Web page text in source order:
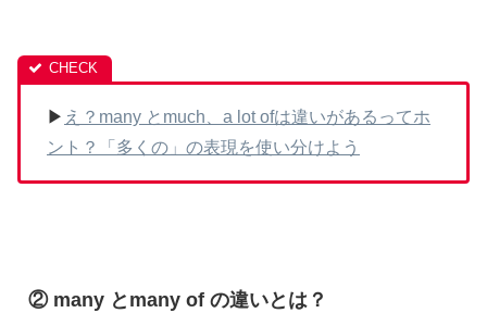
▶ え？many とmuch、a lot ofは違いがあるってホ
ント？「多くの」の表現を使い分けよう
② many とmany of の違いとは？